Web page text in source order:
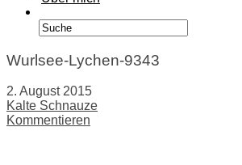
Wurlsee-Lychen-9343
2. August 2015
Kalte Schnauze
Kommentieren